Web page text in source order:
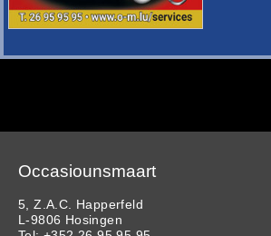
Occasiounsmaart
5, Z.A.C. Happerfeld
L-9806 Hosingen